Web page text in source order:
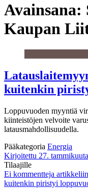
Avainsana:
Kaupan
kuitenkin
Loppuvuoden myyntiä
kiinteistöjen velvoite
latausmahdollisuudella.
Pääkategoria Energia
Kirjoitettu 27.
Tilaajille
Ei kommentteja
kuitenkin piristyi